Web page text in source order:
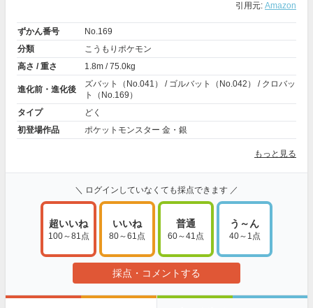
引用元: Amazon
ずかん番号
No.169
分類
こうもりポケモン
高さ / 重さ
1.8m / 75.0kg
進化前・進化後
ズバット（No.041） / ゴルバット（No.042） / クロバッ
ト（No.169）
タイプ
どく
初登場作品
ポケットモンスター 金・銀
もっと見る
＼ ログインしていなくても採点できます ／
超いいね
100～81点
いいね
80～61点
普通
60～41点
う～ん
40～1点
採点・コメントする